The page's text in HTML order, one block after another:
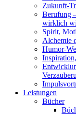
Zukunft-
Berufung
wirklich
Spirit,
Alchemie
Humor-
Leistungen
Bücher